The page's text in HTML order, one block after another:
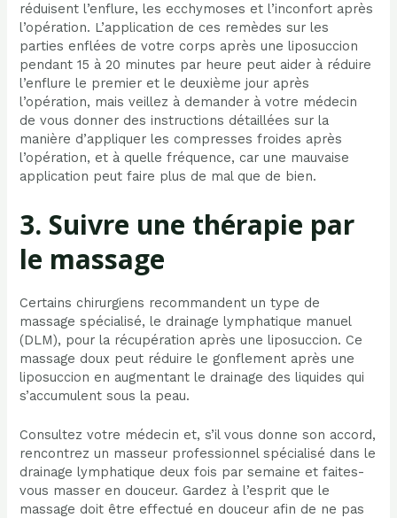
réduisent l’enflure, les ecchymoses et l’inconfort après
l’opération. L’application de ces remèdes sur les
parties enflées de votre corps après une liposuccion
pendant 15 à 20 minutes par heure peut aider à réduire
l’enflure le premier et le deuxième jour après
l’opération, mais veillez à demander à votre médecin
de vous donner des instructions détaillées sur la
manière d’appliquer les compresses froides après
l’opération, et à quelle fréquence, car une mauvaise
application peut faire plus de mal que de bien.
3. Suivre une thérapie par
le massage
Certains chirurgiens recommandent un type de
massage spécialisé, le drainage lymphatique manuel
(DLM), pour la récupération après une liposuccion. Ce
massage doux peut réduire le gonflement après une
liposuccion en augmentant le drainage des liquides qui
s’accumulent sous la peau.
Consultez votre médecin et, s’il vous donne son accord,
rencontrez un masseur professionnel spécialisé dans le
drainage lymphatique deux fois par semaine et faites-
vous masser en douceur. Gardez à l’esprit que le
massage doit être effectué en douceur afin de ne pas